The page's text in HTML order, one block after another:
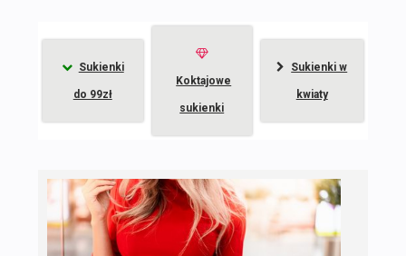
Sukienki
do 99zł
Koktajowe
sukienki
Sukienki w
kwiaty